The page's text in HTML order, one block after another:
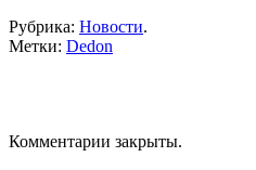
Рубрика: Новости.
Метки: Dedon
Комментарии закрыты.